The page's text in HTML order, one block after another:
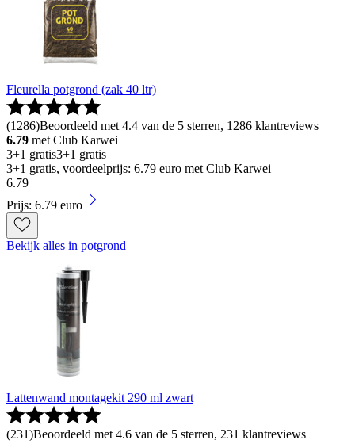
Fleurella potgrond (zak 40 ltr)
(1286)Beoordeeld met 4.4 van de 5 sterren, 1286 klantreviews
6.79 met Club Karwei
3+1 gratis3+1 gratis
3+1 gratis, voordeelprijs: 6.79 euro met Club Karwei
6.79
Prijs: 6.79 euro
Bekijk alles in potgrond
Lattenwand montagekit 290 ml zwart
(231)Beoordeeld met 4.6 van de 5 sterren, 231 klantreviews